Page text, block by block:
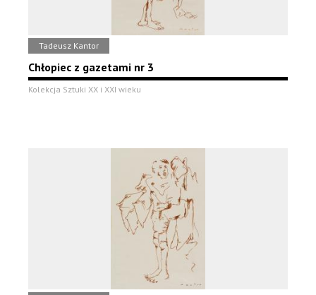
Tadeusz Kantor
Chłopiec z gazetami nr 3
Kolekcja Sztuki XX i XXI wieku